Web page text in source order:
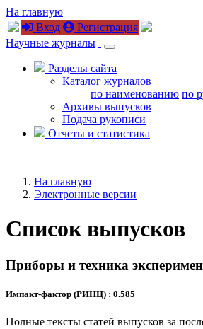
На главную
Вход
Регистрация
Научные журналы
Разделы сайта
Каталог журналов
по наименованию по
Архивы выпусков
Подача рукописи
Отчеты и статистика
На главную
Электронные версии
Список выпусков
Приборы и техника
Импакт-фактор (РИНЦ) : 0.585
Полные тексты статей выпусков за